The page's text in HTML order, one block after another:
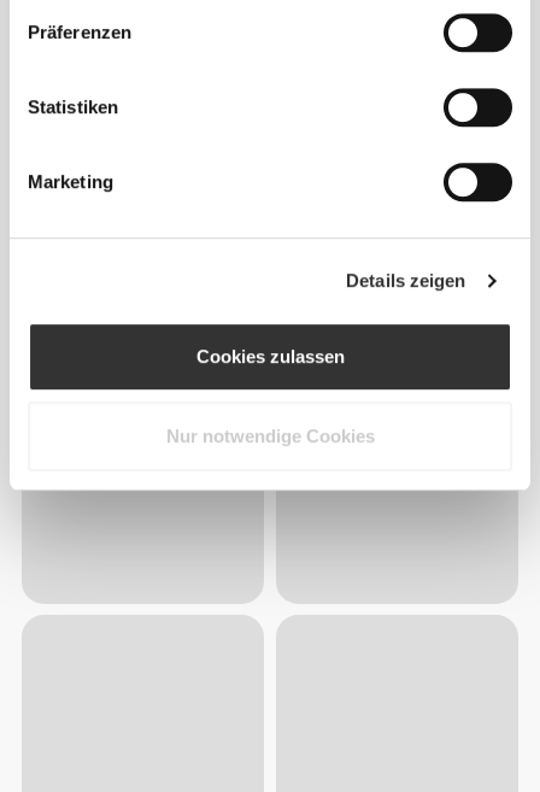
Präferenzen
Statistiken
Marketing
Details zeigen
Cookies zulassen
Nur notwendige Cookies